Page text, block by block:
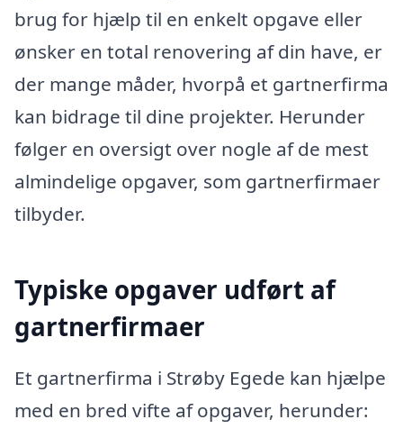
brug for hjælp til en enkelt opgave eller
ønsker en total renovering af din have, er
der mange måder, hvorpå et gartnerfirma
kan bidrage til dine projekter. Herunder
følger en oversigt over nogle af de mest
almindelige opgaver, som gartnerfirmaer
tilbyder.
Typiske opgaver udført af
gartnerfirmaer
Et gartnerfirma i Strøby Egede kan hjælpe
med en bred vifte af opgaver, herunder: